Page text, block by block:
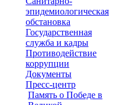
эпидемиологическая
обстановка
Государственная
служба и кадры
Противодействие
коррупции
Документы
Пресс-центр
Память о Победе в